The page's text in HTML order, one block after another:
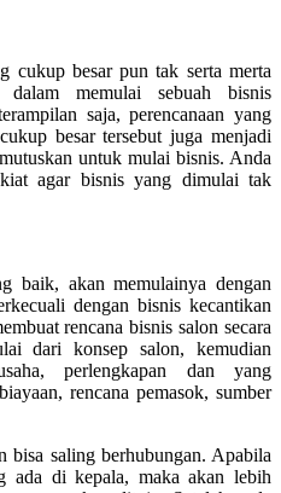
cukup besar pun tak serta merta
dalam memulai sebuah bisnis
saja, perencanaan yang
besar tersebut juga menjadi
untuk mulai bisnis. Anda
agar bisnis yang dimulai tak
baik, akan memulainya dengan
dengan bisnis kecantikan
rencana bisnis salon secara
dari konsep salon, kemudian
perlengkapan dan yang
rencana pemasok, sumber
bisa saling berhubungan. Apabila
ada di kepala, maka akan lebih